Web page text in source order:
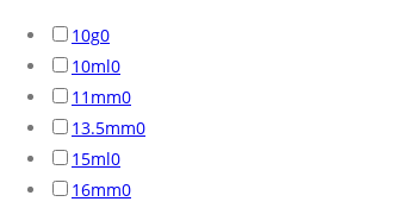
10g0
10ml0
11mm0
13.5mm0
15ml0
16mm0